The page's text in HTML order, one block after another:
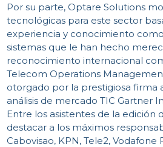
Por su parte, Optare Solutions
tecnológicas para este sector
experiencia y conocimiento
sistemas que le han hecho
reconocimiento internacional
Telecom Operations
otorgado por la prestigiosa firma
análisis de mercado TIC Gartner
Entre los asistentes de la edición
destacar a los máximos
Cabovisao, KPN, Tele2, Vodafone